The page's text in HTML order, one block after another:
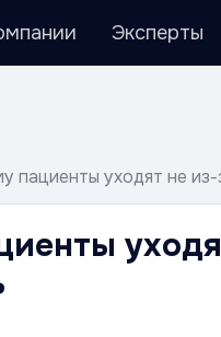
Эксперты
пациенты уходят не из-